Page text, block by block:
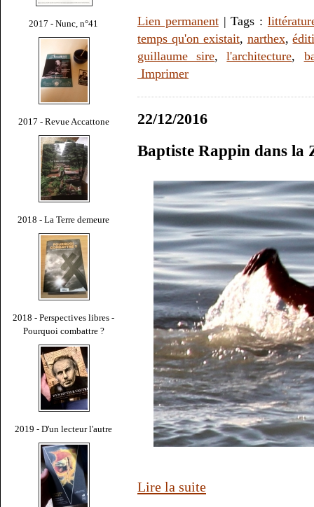
2017 - Nunc, n°41
2017 - Revue Accattone
2018 - La Terre demeure
2018 - Perspectives libres -
Pourquoi combattre ?
2019 - D'un lecteur l'autre
Lien permanent| Tags :
temps qu'on existait, narthex,
guillaume sire,l'architecture,
Imprimer
22/12/2016
Baptiste Rappin dans la
Lire la suite